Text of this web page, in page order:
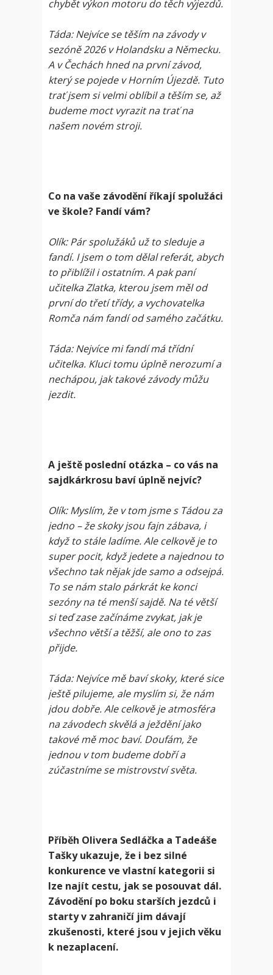
chybět výkon motoru do těch výjezdů.
Táda: Nejvíce se těším na závody v
sezóně 2026 v Holandsku a Německu.
A v Čechách hned na první závod,
který se pojede v Horním Újezdě. Tuto
trať jsem si velmi oblíbil a těším se, až
budeme moct vyrazit na trať na
našem novém stroji.
Co na vaše závodění říkají spolužáci
ve škole? Fandí vám?
Olík: Pár spolužáků už to sleduje a
fandí. I jsem o tom dělal referát, abych
to přiblížil i ostatním. A pak paní
učitelka Zlatka, kterou jsem měl od
první do třetí třídy, a vychovatelka
Romča nám fandí od samého začátku.
Táda: Nejvíce mi fandí má třídní
učitelka. Kluci tomu úplně nerozumí a
nechápou, jak takové závody můžu
jezdit.
A ještě poslední otázka – co vás na
sajdkárkrosu baví úplně nejvíc?
Olík: Myslím, že v tom jsme s Tádou za
jedno – že skoky jsou fajn zábava, i
když to stále ladíme. Ale celkově je to
super pocit, když jedete a najednou to
všechno tak nějak jde samo a odsejpá.
To se nám stalo párkrát ke konci
sezóny na té menší sajdě. Na té větší
si teď zase začínáme zvykat, jak je
všechno větší a těžší, ale ono to zas
přijde.
Táda: Nejvíce mě baví skoky, které sice
ještě pilujeme, ale myslím si, že nám
jdou dobře. Ale celkově je atmosféra
na závodech skvělá a ježdění jako
takové mě moc baví. Doufám, že
jednou v tom budeme dobří a
zúčastníme se mistrovství světa.
Příběh Olivera Sedláčka a Tadeáše
Tašky ukazuje, že i bez silné
konkurence ve vlastní kategorii si
lze najít cestu, jak se posouvat dál.
Závodění po boku starších jezdců i
starty v zahraničí jim dávají
zkušenosti, které jsou v jejich věku
k nezaplacení.